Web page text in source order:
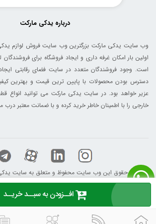
افــزودن به سبــد خریــد
درباره یدکی مارکت
وب سایت یدکی مارکت بزرگترین وب سایت فروش لوازم
اولین بار امکان غرفه داری و ایجاد فروشگاه برای فروشندگان
است. وجود فروشندگان متعدد در سایت فضای رقابتی
دسترس بودن محصولات با پایین ترین قیمت و بهترین
عزیر خواهد بود. در سایت یدکی مارکت می توانید انواع
خارجی را با اطمینان خاطر خرید کرده و با ضمانت معتبر درب
© کلیه حقوق این وب سایت محفوظ و متعلق به سایت